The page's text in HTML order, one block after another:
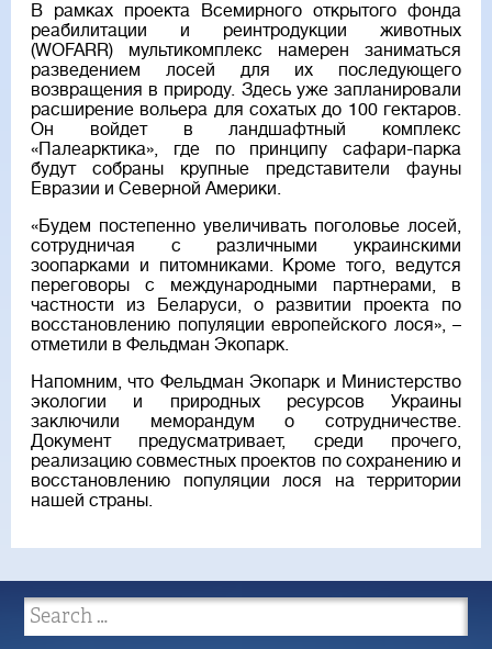
В рамках проекта Всемирного открытого фонда
реабилитации и реинтродукции животных
(WOFARR) мультикомплекс намерен заниматься
разведением лосей для их последующего
возвращения в природу. Здесь уже запланировали
расширение вольера для сохатых до 100 гектаров.
Он войдет в ландшафтный комплекс
«Палеарктика», где по принципу сафари-парка
будут собраны крупные представители фауны
Евразии и Северной Америки.
«Будем постепенно увеличивать поголовье лосей,
сотрудничая с различными украинскими
зоопарками и питомниками. Кроме того, ведутся
переговоры с международными партнерами, в
частности из Беларуси, о развитии проекта по
восстановлению популяции европейского лося», –
отметили в Фельдман Экопарк.
Напомним, что Фельдман Экопарк и Министерство
экологии и природных ресурсов Украины
заключили меморандум о сотрудничестве.
Документ предусматривает, среди прочего,
реализацию совместных проектов по сохранению и
восстановлению популяции лося на территории
нашей страны.